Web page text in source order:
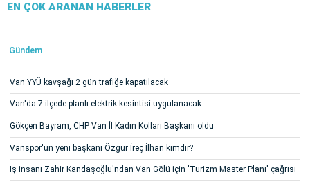
EN ÇOK ARANAN HABERLER
Gündem
Van YYÜ kavşağı 2 gün trafiğe kapatılacak
Van'da 7 ilçede planlı elektrik kesintisi uygulanacak
Gökçen Bayram, CHP Van İl Kadın Kolları Başkanı oldu
Vanspor'un yeni başkanı Özgür İreç İlhan kimdir?
İş insanı Zahir Kandaşoğlu'ndan Van Gölü için 'Turizm Master Planı' çağrısı